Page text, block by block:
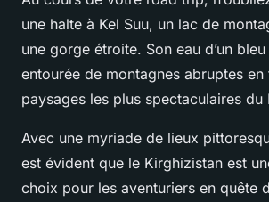
une halte à Kel Suu, un lac de
une gorge étroite. Son eau d’un
entourée de montagnes abruptes en
paysages les plus spectaculaires du
Avec une myriade de lieux
est évident que le Kirghizistan est
choix pour les aventuriers en quête